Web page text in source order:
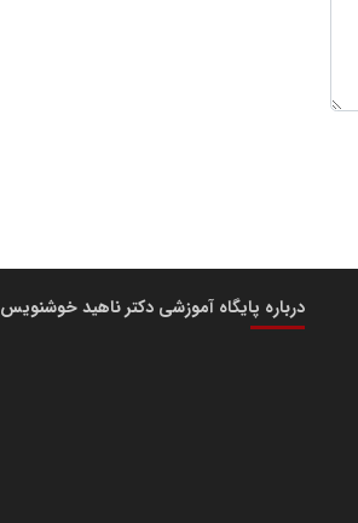
درباره پایگاه آموزشی دکتر ناهید خوشنویس